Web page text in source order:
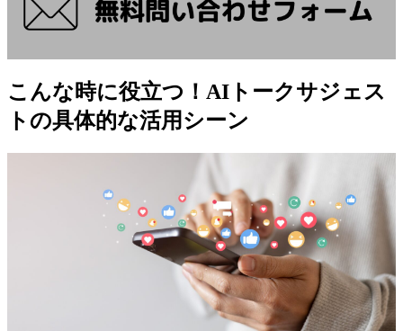
こんな時に役立つ！AIトークサジェス
トの具体的な活用シーン